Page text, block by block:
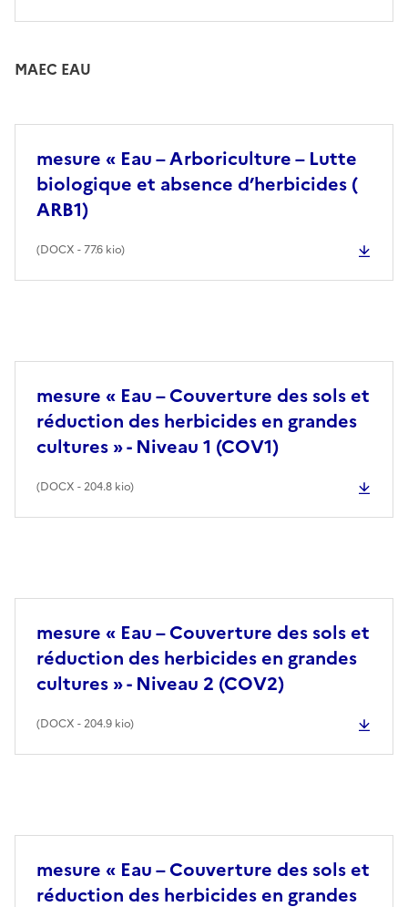
MAEC EAU
mesure « Eau – Arboriculture – Lutte
biologique et absence d’herbicides (
ARB1)
(DOCX - 77.6 kio)
mesure « Eau – Couverture des sols et
réduction des herbicides en grandes
cultures » - Niveau 1 (COV1)
(DOCX - 204.8 kio)
mesure « Eau – Couverture des sols et
réduction des herbicides en grandes
cultures » - Niveau 2 (COV2)
(DOCX - 204.9 kio)
mesure « Eau – Couverture des sols et
réduction des herbicides en grandes